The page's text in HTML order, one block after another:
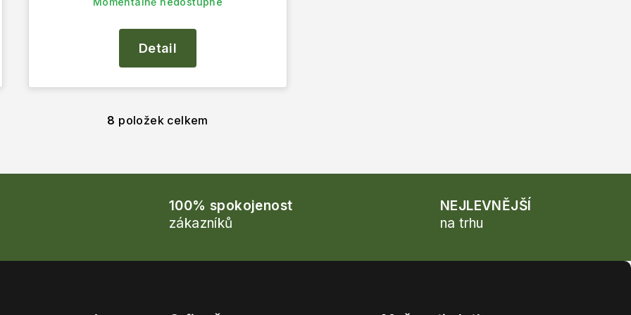
Detail
O
í
8 položek celkem
100% spokojenost
zákazníků
NEJLEVNĚJŠÍ
na trhu